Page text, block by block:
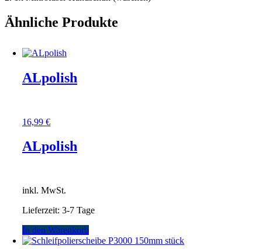
Ähnliche Produkte
ALpolish
16,99 €
ALpolish
inkl. MwSt.
Lieferzeit: 3-7 Tage
In den Warenkorb